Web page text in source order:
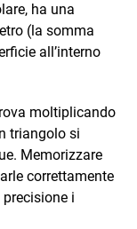
ha una
(la somma
all’interno
moltiplicando
triangolo si
Memorizzare
correttamente
i